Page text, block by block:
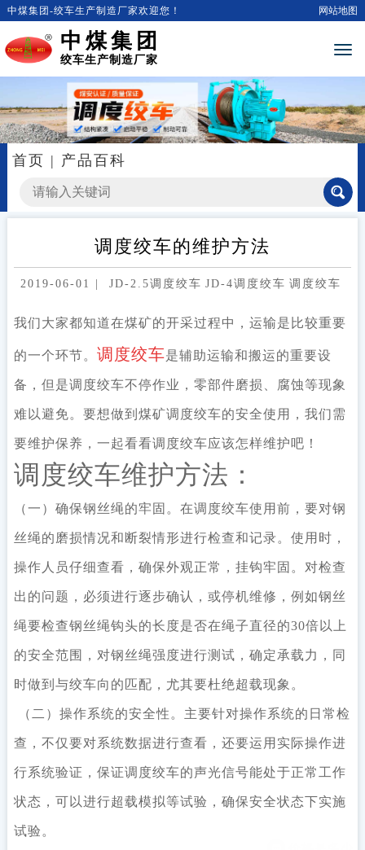
中煤集团-绞车生产制造厂家欢迎您！ 网站地图
中煤集团
绞车生产制造厂家
首页 | 产品百科
调度绞车的维护方法
2019-06-01 JD-2.5调度绞车 JD-4调度绞车 调度绞车
我们大家都知道在煤矿的开采过程中，运输是比较重要
的一个环节。 调度绞车是辅助运输和搬运的重要设
备，但是调度绞车不停作业，零部件磨损、腐蚀等现象
难以避免。要想做到煤矿调度绞车的安全使用，我们需
要维护保养，一起看看调度绞车应该怎样维护吧！
调度绞车维护方法：
（一）确保钢丝绳的牢固。在调度绞车使用前，要对钢
丝绳的磨损情况和断裂情形进行检查和记录。使用时，
操作人员仔细查看，确保外观正常，挂钩牢固。对检查
出的问题，必须进行逐步确认，或停机维修，例如钢丝
绳要检查钢丝绳钩头的长度是否在绳子直径的30倍以上
的安全范围，对钢丝绳强度进行测试，确定承载力，同
时做到与绞车向的匹配，尤其要杜绝超载现象。
（二）操作系统的安全性。主要针对操作系统的日常检
查，不仅要对系统数据进行查看，还要运用实际操作进
行系统验证，保证调度绞车的声光信号能处于正常工作
状态，可以进行超载模拟等试验，确保安全状态下实施
试验。